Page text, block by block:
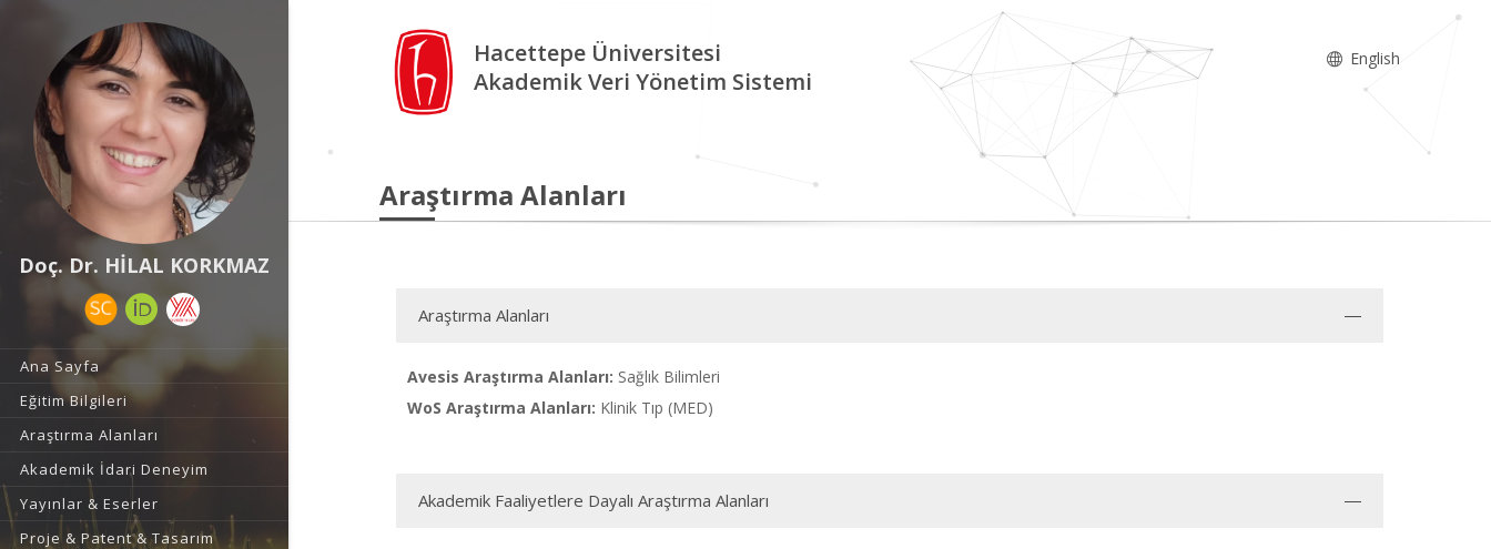
Doç. Dr. HİLAL KORKMAZ
Ana Sayfa
Eğitim Bilgileri
Araştırma Alanları
Akademik İdari Deneyim
Yayınlar & Eserler
Proje & Patent & Tasarım
Hacettepe Üniversitesi
Akademik Veri Yönetim Sistemi
English
Araştırma Alanları
Araştırma Alanları
Avesis Araştırma Alanları: Sağlık Bilimleri
WoS Araştırma Alanları: Klinik Tıp (MED)
Akademik Faaliyetlere Dayalı Araştırma Alanları